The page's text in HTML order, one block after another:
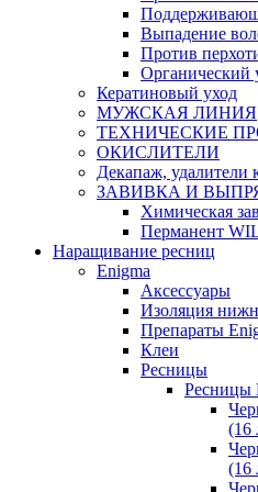
Выпадение
Против
Органический
Кератиновый уход
МУЖСКАЯ ЛИНИЯ
ТЕХНИЧЕСКИЕ
ОКИСЛИТЕЛИ
Декапаж, удалители
ЗАВИВКА И
Химическая
Перманент
Наращивание ресниц
Enigma
Аксессуары
Изоляция
Препараты
Клеи
Ресницы
Ресницы
(16
(16